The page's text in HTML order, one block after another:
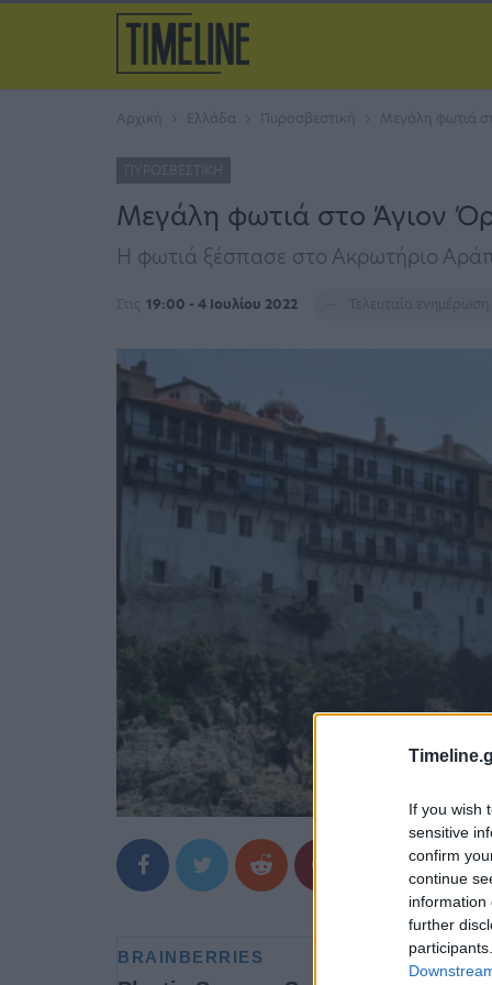
If you wish
sensitive
confirm
continue
information
further
Αρχική Ελλάδα Πυροσβεστική Μεγάλη φωτιά
ΠΥΡΟΣΒΕΣΤΙΚΉ
Μεγάλη φωτιά στο Άγιον
Η φωτιά ξέσπασε στο Ακρωτήριο
Στις 19:00 - 4 Ιουλίου 2022 Τελευταία ενημέρωση